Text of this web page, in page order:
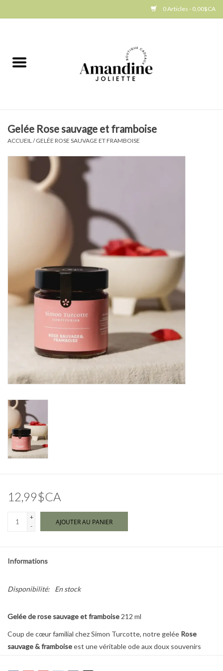
0 Articles - 0,00$CA
Art de la table
Ambiance
Produits Gourmands
Accessoire Mode
Bijoux
Papeterie
Déco
Vente
Gift cards
Gelée Rose sauvage et framboise
ACCUEIL /GELÉE ROSE SAUVAGE ET FRAMBOISE
12,99$CA
+
-
AJOUTER AU PANIER
Informations
Disponibilité: En stock
Gelée de rose sauvage et framboise212 ml
Coup de cœur familial chez Simon Turcotte, notre gelée Rose
sauvage & framboiseest une véritable ode aux doux souvenirs